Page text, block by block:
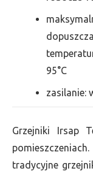
95°C
zasilanie:
Grzejniki Irsap
tradycyjne